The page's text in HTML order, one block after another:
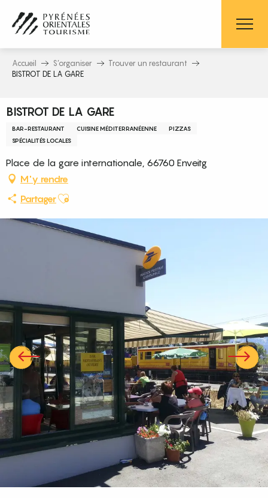
contenu
principal
Accueil S’organiser
Trouver un restaurant
BISTROT DE LA GARE
BISTROT DE LA GARE
BAR-RESTAURANT CUISINE MÉDITERRANÉENNE
PIZZAS
SPÉCIALITÉS LOCALES
Place de la gare internationale, 66760 Enveitg
M'y rendre
PartagerAjouter aux favoris